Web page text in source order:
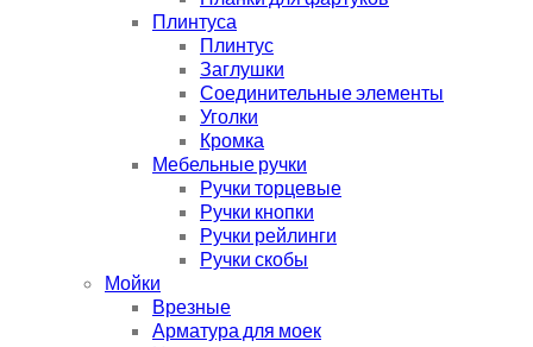
Плинтуса
Плинтус
Заглушки
Соединительные элементы
Уголки
Кромка
Мебельные ручки
Ручки торцевые
Ручки кнопки
Ручки рейлинги
Ручки скобы
Мойки
Врезные
Арматура для моек